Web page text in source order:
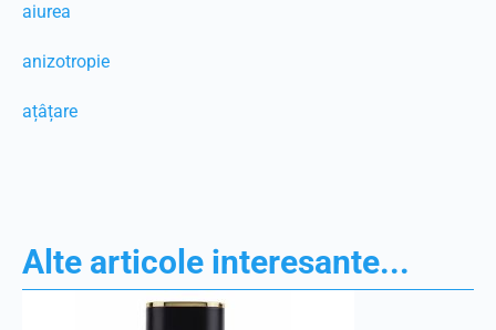
aiurea
anizotropie
ațâțare
Alte articole interesante...